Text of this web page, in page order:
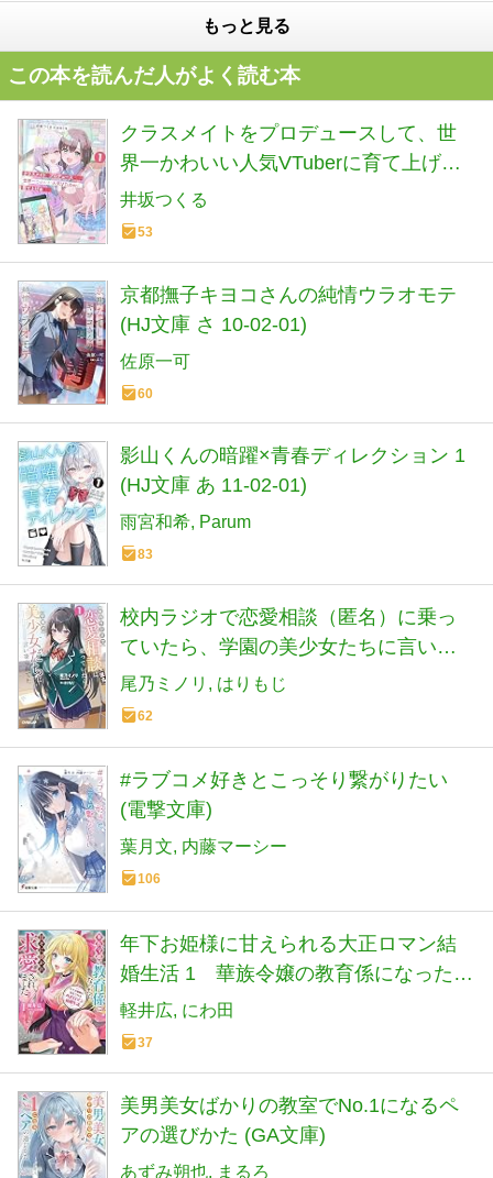
もっと見る
この本を読んだ人がよく読む本
クラスメイトをプロデュースして、世
界一かわいい人気VTuberに育て上げる
まで 1 (HJ文庫 い 07-01-01)
井坂つくる
53
京都撫子キヨコさんの純情ウラオモテ
(HJ文庫 さ 10-02-01)
佐原一可
60
影山くんの暗躍×青春ディレクション 1
(HJ文庫 あ 11-02-01)
雨宮和希 Parum
83
校内ラジオで恋愛相談（匿名）に乗っ
ていたら、学園の美少女たちに言い寄
られてた 1 (オーバーラップ文庫)
尾乃ミノリ はりもじ
62
#ラブコメ好きとこっそり繋がりたい
(電撃文庫)
葉月文 内藤マーシー
106
年下お姫様に甘えられる大正ロマン結
婚生活 1 華族令嬢の教育係になった
ら、甘々に懐かれ求愛されました (HJ文
庫 か 13-02-01)
軽井広 にわ田
37
美男美女ばかりの教室でNo.1になるペ
アの選びかた (GA文庫)
あずみ朔也 まるろ